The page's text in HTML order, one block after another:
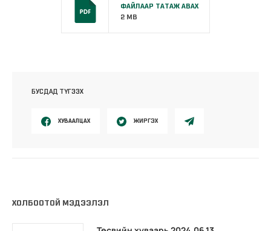
ФАЙЛААР ТАТАЖ АВАХ
2 MB
БУСДАД ТҮГЭЭХ
ХУВААЛЦАХ ЖИРГЭХ
ХОЛБООТОЙ МЭДЭЭЛЭЛ